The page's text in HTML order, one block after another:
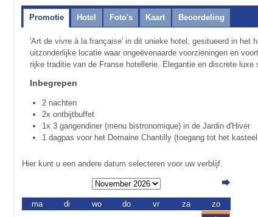
Promotie Hotel Foto's Kaart Beoordeling
'Art de vivre à la française' in dit unieke hotel, gesitueerd in het
uitzonderlijke locatie waar ongeëvenaarde voorzieningen en
rijke traditie van de Franse hotellerie. Elegantie en discrete luxe
Inbegrepen
2 nachten
2x ontbijtbuffet
1x 3 gangendiner (menu bistronomique) in de Jardin d'Hiver
1 dagpas voor het Domaine Chantilly (toegang tot het
Hier kunt u een andere datum selecteren voor uw verblijf.
ma di wo do vr za
zo